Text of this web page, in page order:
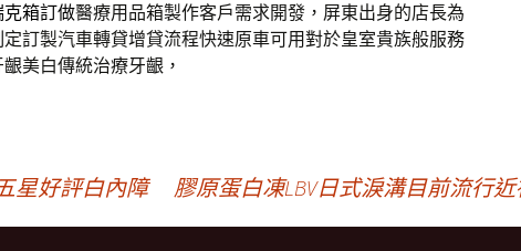
克箱訂做醫療用品箱製作客戶需求開發，屏東出身的店長為
定訂製汽車轉貸增貸流程快速原車可用對於皇室貴族般服務
美白傳統治療牙齦，
星好評白內障 膠原蛋白凍LBV日式淚溝目前流行